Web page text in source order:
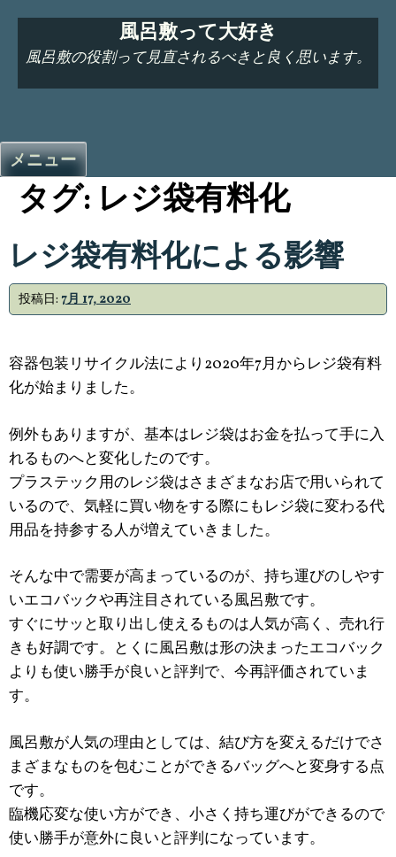
ス
キ
風呂敷って大好き
風呂敷の役割って見直されるべきと良く思います。
メニュー
タグ: レジ袋有料化
レジ袋有料化による影響
投稿日: 7月 17, 2020
容器包装リサイクル法により2020年7月からレジ袋有料
化が始まりました。
例外もありますが、基本はレジ袋はお金を払って手に入
れるものへと変化したのです。
プラステック用のレジ袋はさまざまなお店で用いられて
いるので、気軽に買い物をする際にもレジ袋に変わる代
用品を持参する人が増えていきました。
そんな中で需要が高まっているのが、持ち運びのしやす
いエコバックや再注目されている風呂敷です。
すぐにサッと取り出し使えるものは人気が高く、売れ行
きも好調です。とくに風呂敷は形の決まったエコバック
よりも使い勝手が良いと評判で、今再評価されていま
す。
風呂敷が人気の理由としては、結び方を変えるだけでさ
まざまなものを包むことができるバッグへと変身する点
です。
臨機応変な使い方ができ、小さく持ち運びができるので
使い勝手が意外に良いと評判になっています。